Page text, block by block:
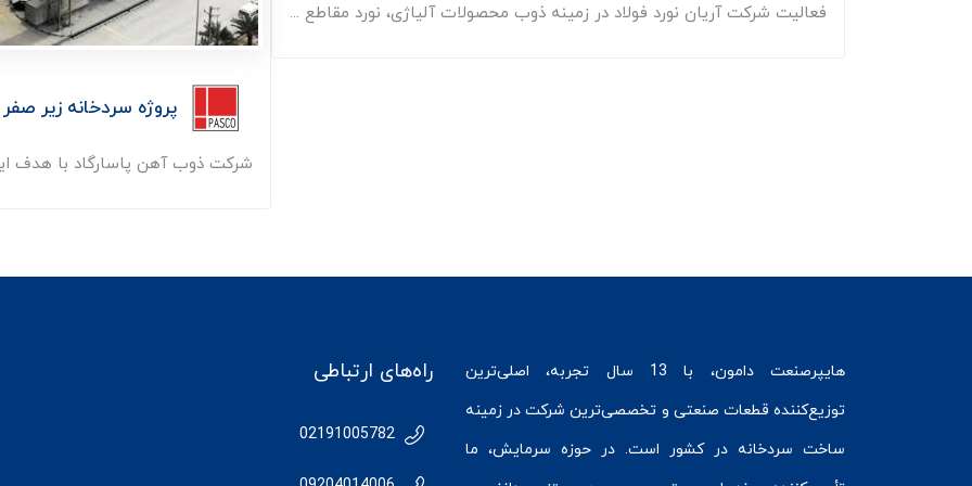
فعالیت شرکت آریان نورد فولاد در زمینه ذوب محصولات آلیاژی، نورد مقاطع ...
پروژه سردخانه زیر
شرکت ذوب آهن پاسارگاد با هدف
هایپرصنعت
دامون، با 13 سال تجربه، اصلی‌ترین
توزیع‌کننده قطعات صنعتی و تخصصی‌ترین شرکت در زمینه
ساخت سردخانه در کشور است. در حوزه سرمایش، ما
راه‌های ارتباطی
02191005782